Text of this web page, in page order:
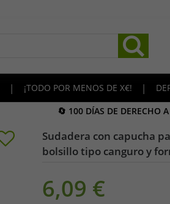
| ¡TODO POR MENOS DE X€! |
🔄 100 DÍAS DE DERECHO A
Sudadera con capucha
bolsillo tipo canguro y
6,09 €